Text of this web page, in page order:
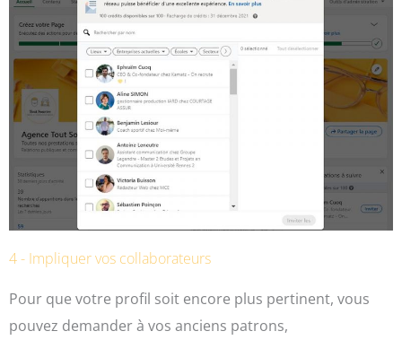
4 - Impliquer vos collaborateurs
Pour que votre profil soit encore plus pertinent, vous
pouvez demander à vos anciens patrons,